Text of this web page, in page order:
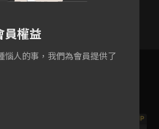
3 4 5
VIP
員權益
惱人的事，我們為會員提供了